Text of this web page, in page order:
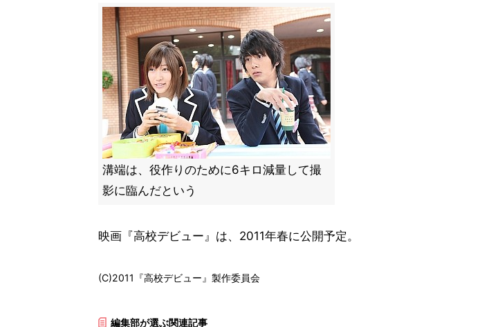
溝端は、役作りのために6キロ減量して撮
影に臨んだという
映画『高校デビュー』は、2011年春に公開予定。
(C)2011『高校デビュー』製作委員会
編集部が選ぶ関連記事